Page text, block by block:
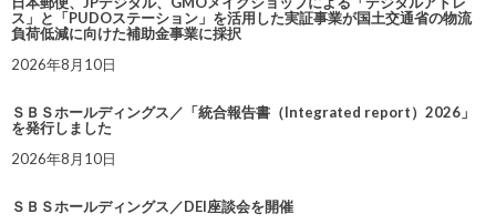
ス」と「PUDOステーション」を活用した実証事業が国土交通省の物流
負荷低減に向けた補助金事業に採択
2026年8月10日
ＳＢＳホールディングス／「統合報告書（Integrated report）2026」
を発行しました
2026年8月10日
ＳＢＳホールディングス／DEI座談会を開催